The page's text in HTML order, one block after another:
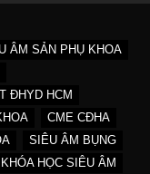
ÂM SẢN PHỤ KHOA
ĐHYD HCM
CME CĐHA
SIÊU ÂM BỤNG
KHÓA HỌC SIÊU ÂM